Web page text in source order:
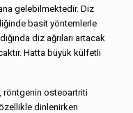
gelebilmektedir. Diz
basit yöntemlerle
diz ağrıları artacak
Hatta büyük külfetli
röntgenin osteoartriti
dinlenirken